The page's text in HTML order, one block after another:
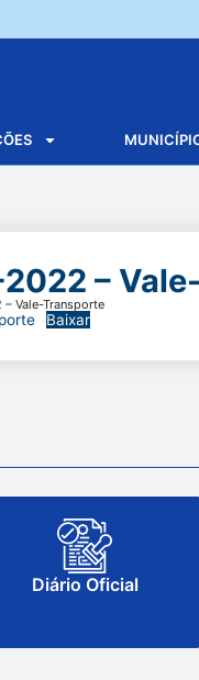
–
Vale-Transporte
Baixar
Diário Oficial